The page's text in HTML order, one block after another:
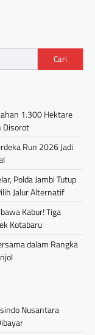
Cari
1.300 Hektare
Disorot
Run 2026 Jadi
Polda Jambi Tutup
Jalur Alternatif
Kabur! Tiga
Kotabaru
dalam Rangka
Nusantara